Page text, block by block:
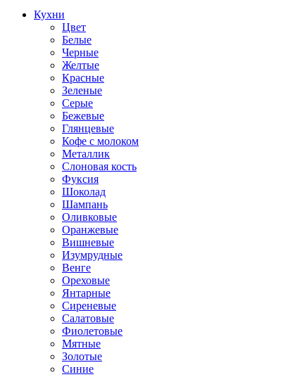
Кухни
Цвет
Белые
Черные
Желтые
Красные
Зеленые
Серые
Бежевые
Глянцевые
Кофе с молоком
Металлик
Слоновая кость
Фуксия
Шоколад
Шампань
Оливковые
Оранжевые
Вишневые
Изумрудные
Венге
Ореховые
Янтарные
Сиреневые
Салатовые
Фиолетовые
Мятные
Золотые
Синие